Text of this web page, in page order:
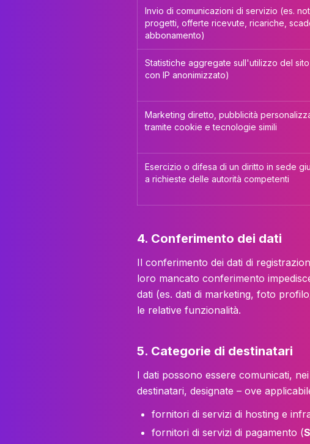
Invio di comunicazioni di servizio (es.
progetti, offerte ricevute, ricariche,
abbonamento)
Statistiche aggregate sull'utilizzo del
con IP anonimizzato)
Marketing diretto, pubblicità
tramite cookie e tecnologie simili
Esercizio o difesa di un diritto in sede
a richieste delle autorità competenti
4. Conferimento dei dati
Il conferimento dei dati di
loro mancato conferimento
dati (es. dati di marketing, foto
le relative funzionalità.
5. Categorie di destinatari
I dati possono essere comunicati,
destinatari, designate – ove
fornitori di servizi di hosting e
fornitori di servizi di pagamento (